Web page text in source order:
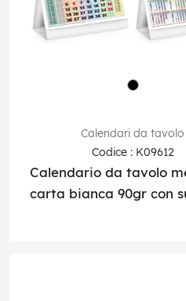
Calendari da tavolo
Codice : K09612
Calendario da tavolo
carta bianca 90gr con